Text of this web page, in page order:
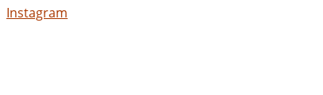
Instagram